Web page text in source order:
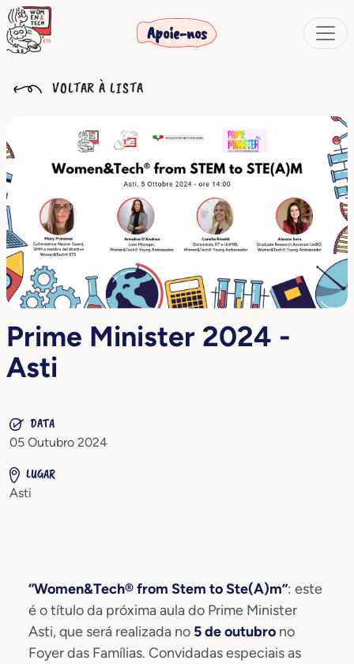
Apoie-nos
VOLTAR À LISTA
Prime Minister 2024 -
Asti
DATA
05 Outubro 2024
LUGAR
Asti
“Women&Tech® from Stem to Ste(A)m”: este
é o título da próxima aula do Prime Minister
Asti, que será realizada no 5 de outubro no
Foyer das Famílias. Convidadas especiais as